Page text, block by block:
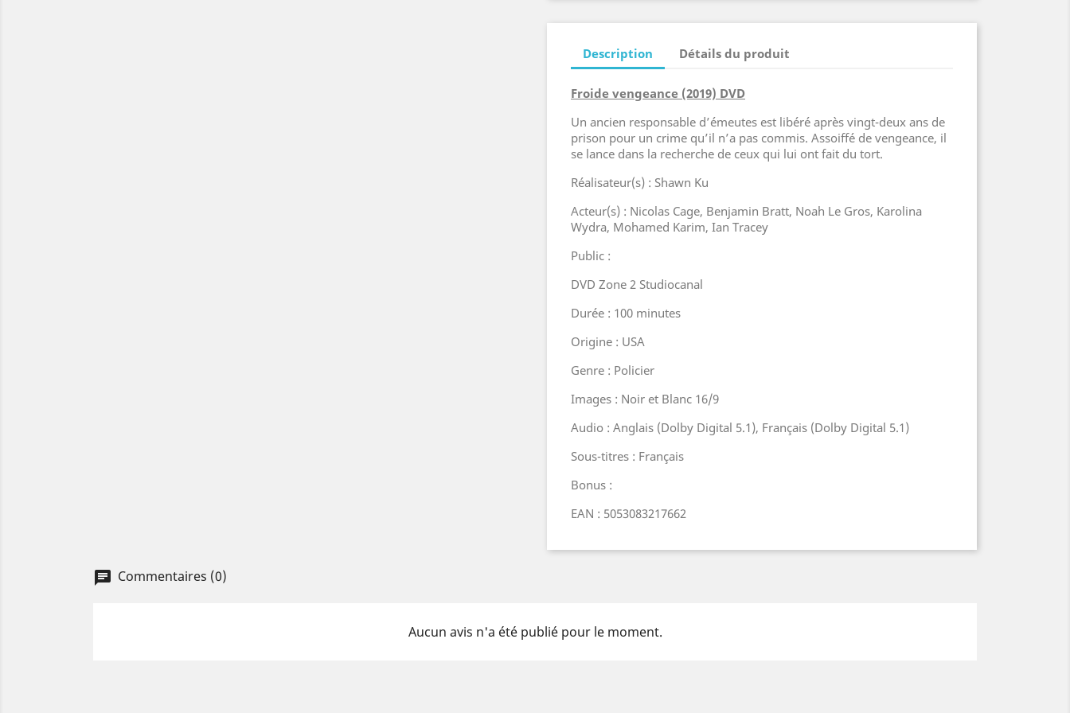
Description Détails du produit
Froide vengeance (2019) DVD
Un ancien responsable d’émeutes est libéré après vingt-deux ans de
prison pour un crime qu’il n’a pas commis. Assoiffé de vengeance, il
se lance dans la recherche de ceux qui lui ont fait du tort.
Réalisateur(s) : Shawn Ku
Acteur(s) : Nicolas Cage, Benjamin Bratt, Noah Le Gros, Karolina
Wydra, Mohamed Karim, Ian Tracey
Public :
DVD Zone 2 Studiocanal
Durée : 100 minutes
Origine : USA
Genre : Policier
Images : Noir et Blanc 16/9
Audio : Anglais (Dolby Digital 5.1), Français (Dolby Digital 5.1)
Sous-titres : Français
Bonus :
EAN : 5053083217662
Commentaires (0)
Aucun avis n'a été publié pour le moment.